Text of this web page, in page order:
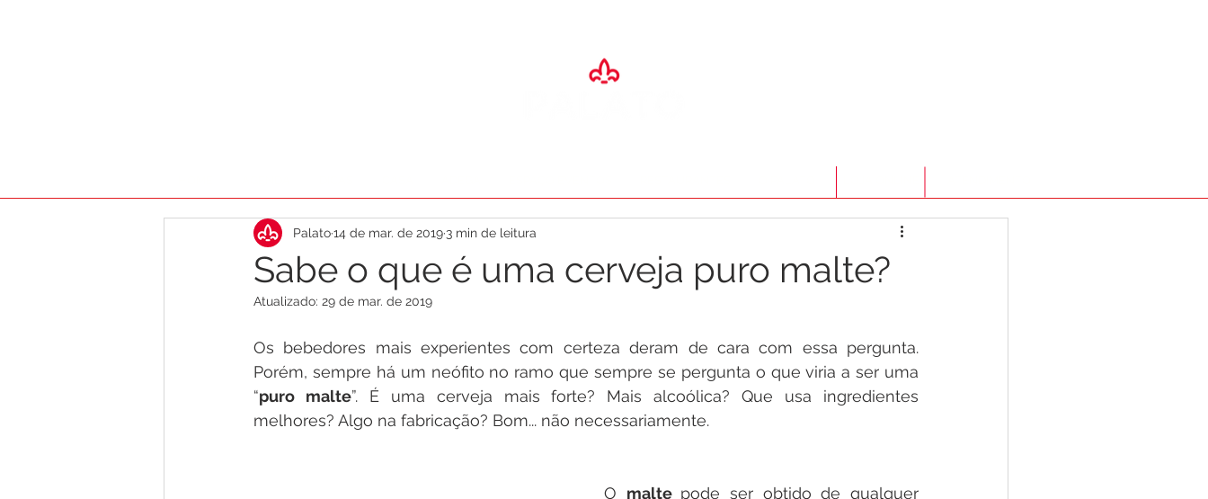
Sabe o que é uma cerveja puro malte?
Palato14 de mar. de 2019 3 min de leitura
Atualizado: 29 de mar. de 2019
Os bebedores mais experientes com certeza deram de cara com essa pergunta.
Porém, sempre há um neófito no ramo que sempre se pergunta o que viria a ser uma
“puro malte”. É uma cerveja mais forte? Mais alcoólica? Que usa ingredientes
melhores? Algo na fabricação? Bom... não necessariamente.
O malte pode ser obtido de qualquer